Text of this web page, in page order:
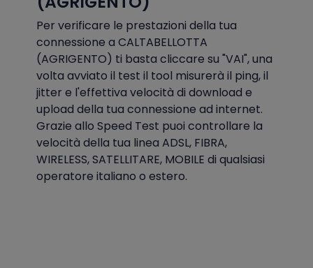
Per verificare le prestazioni della tua
connessione a CALTABELLOTTA
(AGRIGENTO) ti basta cliccare su "VAI", una
volta avviato il test il tool misurerà il ping, il
jitter e l'effettiva velocità di download e
upload della tua connessione ad internet.
Grazie allo Speed Test puoi controllare la
velocità della tua linea ADSL, FIBRA,
WIRELESS, SATELLITARE, MOBILE di qualsiasi
operatore italiano o estero.